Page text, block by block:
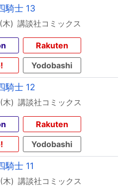
騎士 13
) 講談社コミックス
Rakuten
Yodobashi
騎士 12
) 講談社コミックス
Rakuten
Yodobashi
騎士 11
) 講談社コミックス